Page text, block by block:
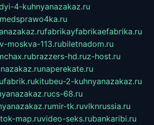
4-kuhnyanazakaz.ru
medsprawo4ka.ru
fabrikayfabrikaefabrika.ru
moskva-113.rubiletnadom.ru
brazzers-hd.ruz-host.ru
naperekate.ru
kitubeu-2-kuhnyanazakaz.ru
cs-68.ru
mir-tk.ruvlknrussia.ru
map.ruvideo-seks.rubankaribi.ru